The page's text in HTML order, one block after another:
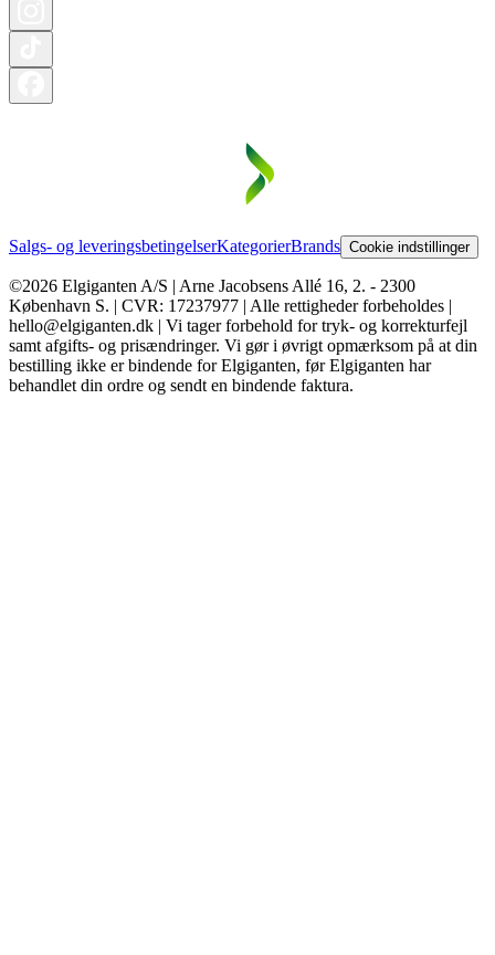
Salgs- og leveringsbetingelserKategorierBrands Cookie indstillinger
©2026 Elgiganten A/S | Arne Jacobsens Allé 16, 2. - 2300
København S. | CVR: 17237977 | Alle rettigheder forbeholdes |
hello@elgiganten.dk | Vi tager forbehold for tryk- og korrekturfejl
samt afgifts- og prisændringer. Vi gør i øvrigt opmærksom på at din
bestilling ikke er bindende for Elgiganten, før Elgiganten har
behandlet din ordre og sendt en bindende faktura.